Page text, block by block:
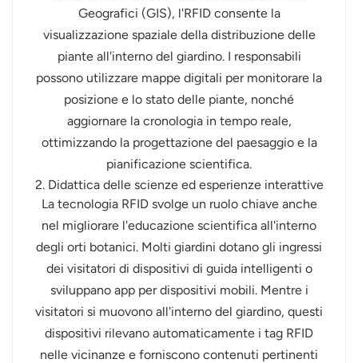
Geografici (GIS), l'RFID consente la
visualizzazione spaziale della distribuzione delle
piante all'interno del giardino. I responsabili
possono utilizzare mappe digitali per monitorare la
posizione e lo stato delle piante, nonché
aggiornare la cronologia in tempo reale,
ottimizzando la progettazione del paesaggio e la
pianificazione scientifica.
2. Didattica delle scienze ed esperienze interattive
La tecnologia RFID svolge un ruolo chiave anche
nel migliorare l'educazione scientifica all'interno
degli orti botanici. Molti giardini dotano gli ingressi
dei visitatori di dispositivi di guida intelligenti o
sviluppano app per dispositivi mobili. Mentre i
visitatori si muovono all'interno del giardino, questi
dispositivi rilevano automaticamente i tag RFID
nelle vicinanze e forniscono contenuti pertinenti